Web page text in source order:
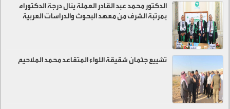
الدكتور محمد عبد القادر العملة ينال درجة الدكتوراه
بمرتبة الشرف من معهد البحوث والدراسات العربية
تشييع جثمان شقيقة اللواء المتقاعد محمد الملاحيم